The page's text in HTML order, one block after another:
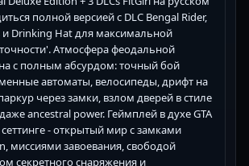
полной версией с DLC Bengal Rider,
и Drinking Hat для максимальной
Атмосфера феодальной
с полным абсурдом: точный бой
автоматы, велосипеды, дрифт на
через замки, взлом дверей в стиле
ancestral power. Геймплей в духе GTA
- открытый мир с замками
миссиями завоевания, свободой
секретного снаряжения и